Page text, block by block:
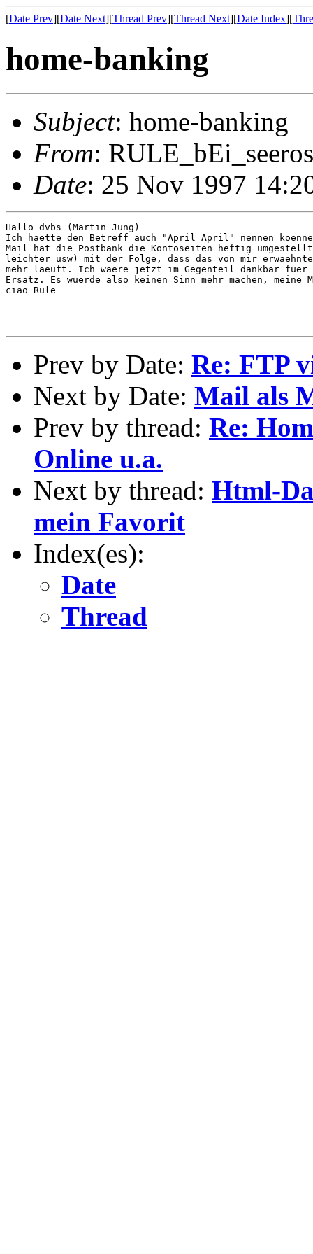
[Date Prev][Date Next][Thread Prev][Thread Next][Date Index][
home-banking
Subject: home-banking
From:
Date: 25 Nov 1997
Hallo dvbs (Martin Jung)
Ich haette den Betreff auch "April April" nennen
Mail hat die Postbank die Kontoseiten heftig
leichter usw) mit der Folge, dass das von mir erwaehnte
mehr laeuft. Ich waere jetzt im Gegenteil dankbar fuer
Ersatz. Es wuerde also keinen Sinn mehr machen,
ciao Rule
Prev by Date: Re: FTP
Next by Date: Mail als
Prev by thread: Re:
Online u.a.
Next by thread: Html-
mein Favorit
Index(es):
Date
Thread